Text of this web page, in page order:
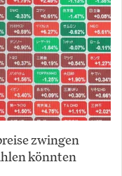
zwingen
könnten